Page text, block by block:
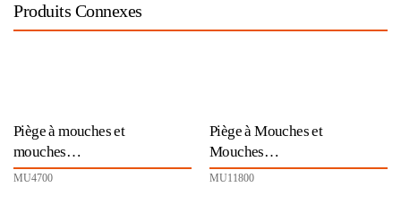
Produits Connexes
Piège à mouches et
mouches…
MU4700
Piège à Mouches et
Mouches…
MU11800